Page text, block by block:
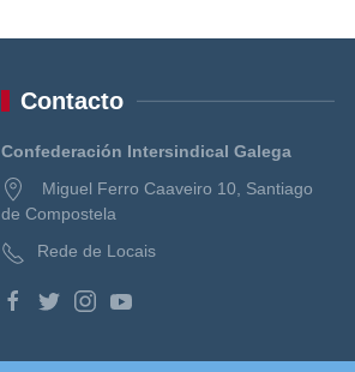
Contacto
Confederación Intersindical Galega
Miguel Ferro Caaveiro 10, Santiago
de Compostela
Rede de Locais